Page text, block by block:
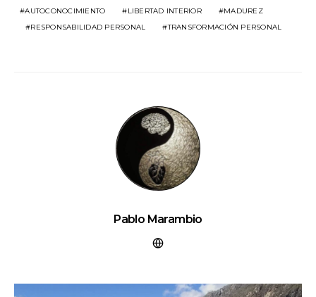
AUTOCONOCIMIENTO LIBERTAD INTERIOR
MADUREZ
RESPONSABILIDAD PERSONAL
TRANSFORMACIÓN PERSONAL
Pablo Marambio